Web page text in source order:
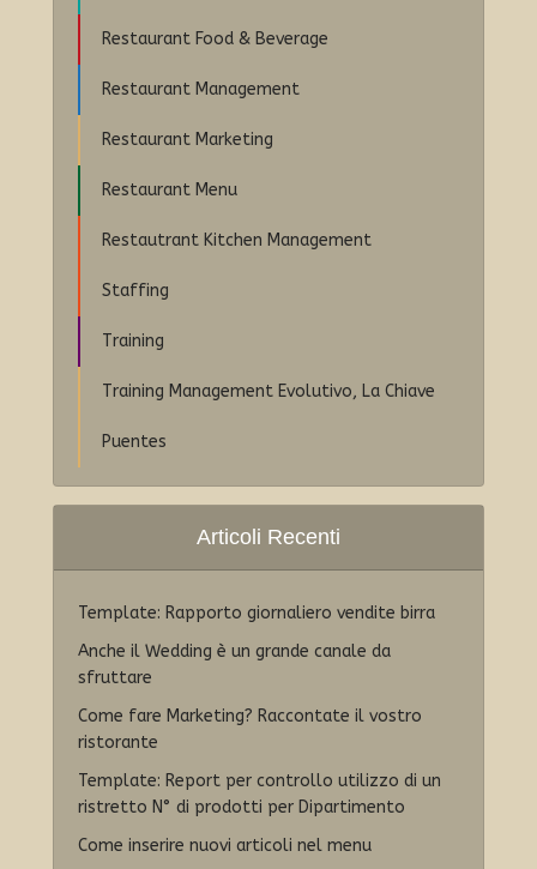
Restaurant Food & Beverage
Restaurant Management
Restaurant Marketing
Restaurant Menu
Restautrant Kitchen Management
Staffing
Training
Training Management Evolutivo, La Chiave
Puentes
Articoli Recenti
Template: Rapporto giornaliero vendite birra
Anche il Wedding è un grande canale da
sfruttare
Come fare Marketing? Raccontate il vostro
ristorante
Template: Report per controllo utilizzo di un
ristretto N° di prodotti per Dipartimento
Come inserire nuovi articoli nel menu